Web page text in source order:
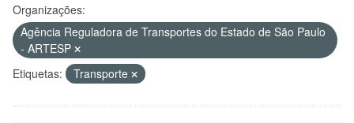
Organizações:
Agência Reguladora de Transportes do Estado de São Paulo
- ARTESP
Etiquetas:
Transporte